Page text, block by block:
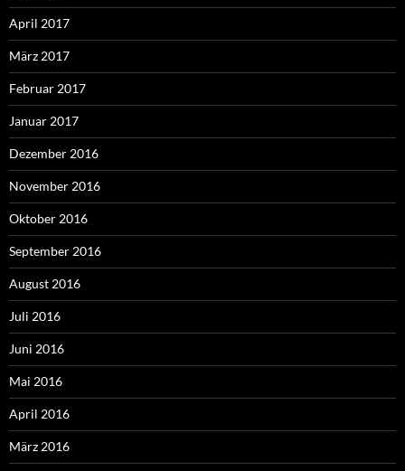
April 2017
März 2017
Februar 2017
Januar 2017
Dezember 2016
November 2016
Oktober 2016
September 2016
August 2016
Juli 2016
Juni 2016
Mai 2016
April 2016
März 2016